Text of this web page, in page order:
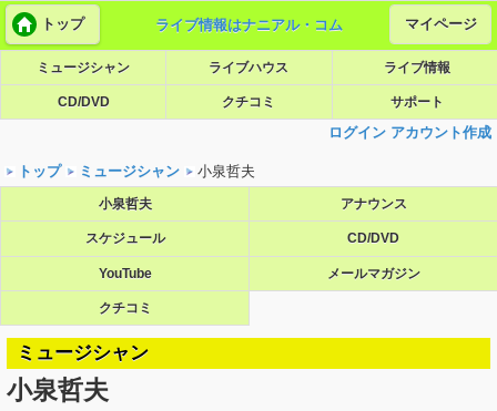
トップ ライブ情報はナニアル・コム マイページ
ミュージシャン ライブハウス ライブ情報
CD/DVD クチコミ サポート
ログイン アカウント作成
トップ ミュージシャン 小泉哲夫
小泉哲夫 アナウンス
スケジュール CD/DVD
YouTube メールマガジン
クチコミ
ミュージシャン
小泉哲夫